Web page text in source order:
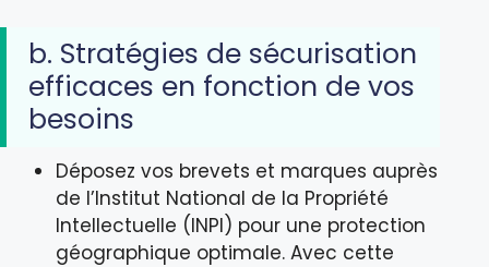
b. Stratégies de sécurisation
efficaces en fonction de vos
besoins
Déposez vos brevets et marques auprès
de l’Institut National de la Propriété
Intellectuelle (INPI) pour une protection
géographique optimale. Avec cette